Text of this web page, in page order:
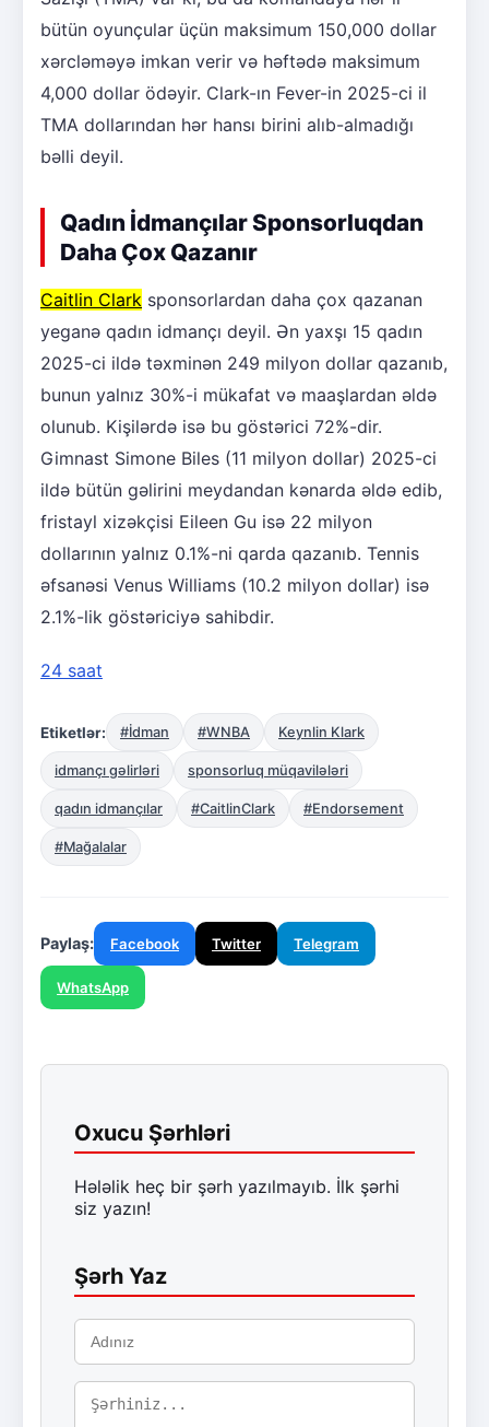
bütün oyunçular üçün maksimum 150,000 dollar
xərcləməyə imkan verir və həftədə maksimum
4,000 dollar ödəyir. Clark-ın Fever-in 2025-ci il
TMA dollarından hər hansı birini alıb-almadığı
bəlli deyil.
Qadın İdmançılar Sponsorluqdan
Daha Çox Qazanır
Caitlin Clark sponsorlardan daha çox qazanan
yeganə qadın idmançı deyil. Ən yaxşı 15 qadın
2025-ci ildə təxminən 249 milyon dollar qazanıb,
bunun yalnız 30%-i mükafat və maaşlardan əldə
olunub. Kişilərdə isə bu göstərici 72%-dir.
Gimnast Simone Biles (11 milyon dollar) 2025-ci
ildə bütün gəlirini meydandan kənarda əldə edib,
fristayl xizəkçisi Eileen Gu isə 22 milyon
dollarının yalnız 0.1%-ni qarda qazanıb. Tennis
əfsanəsi Venus Williams (10.2 milyon dollar) isə
2.1%-lik göstəriciyə sahibdir.
24 saat
Etiketlər: #İdman #WNBA Keynlin Klark
idmançı gəlirləri sponsorluq müqavilələri
qadın idmançılar #CaitlinClark #Endorsement
#Mağalalar
Paylaş: Facebook Twitter Telegram
WhatsApp
Oxucu Şərhləri
Hələlik heç bir şərh yazılmayıb. İlk şərhi
siz yazın!
Şərh Yaz